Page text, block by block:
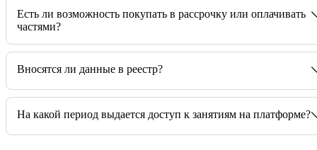
Есть ли возможность покупать в рассрочку или оплачивать
частями?
Вносятся ли данные в реестр?
На какой период выдается доступ к занятиям на платформе?